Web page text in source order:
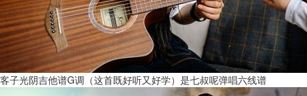
客子光阴吉他谱G调（这首既好听又好学）是七叔呢弹唱六线谱